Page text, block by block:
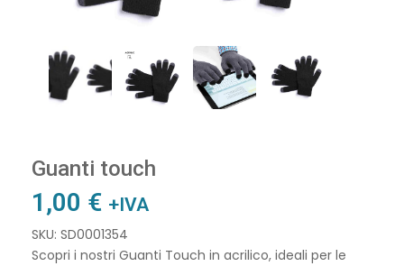
Guanti touch
1,00 € +IVA
SKU: SD0001354
Scopri i nostri Guanti Touch in acrilico, ideali per le